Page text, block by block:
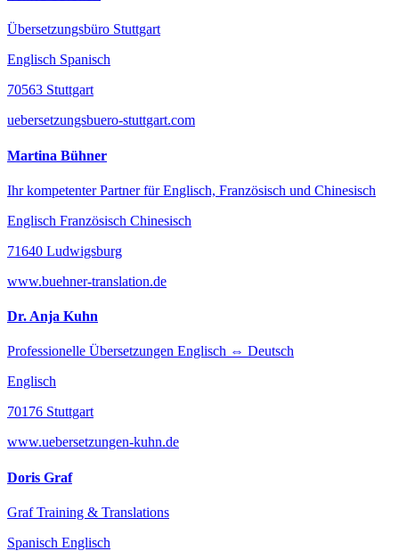
Übersetzungsbüro Stuttgart
Englisch Spanisch
70563 Stuttgart
uebersetzungsbuero-stuttgart.com
Martina Bühner
Ihr kompetenter Partner für Englisch, Französisch und Chinesisch
Englisch Französisch Chinesisch
71640 Ludwigsburg
www.buehner-translation.de
Dr. Anja Kuhn
Professionelle Übersetzungen Englisch ⇔ Deutsch
Englisch
70176 Stuttgart
www.uebersetzungen-kuhn.de
Doris Graf
Graf Training & Translations
Spanisch Englisch